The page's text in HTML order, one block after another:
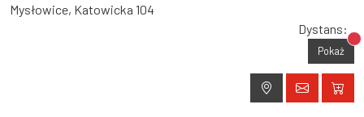
Mysłowice, Katowicka 104
Dystans:
Pokaż